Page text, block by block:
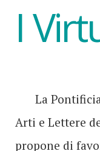
I
La
Arti e Lettere
propone di